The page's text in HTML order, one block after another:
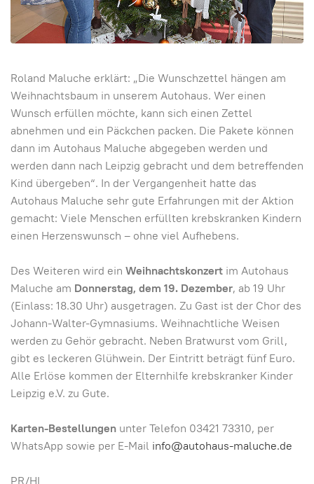
Roland Maluche erklärt: „Die Wunschzettel hängen am
Weihnachtsbaum in unserem Autohaus. Wer einen
Wunsch erfüllen möchte, kann sich einen Zettel
abnehmen und ein Päckchen packen. Die Pakete können
dann im Autohaus Maluche abgegeben werden und
werden dann nach Leipzig gebracht und dem betreffenden
Kind übergeben“. In der Vergangenheit hatte das
Autohaus Maluche sehr gute Erfahrungen mit der Aktion
gemacht: Viele Menschen erfüllten krebskranken Kindern
einen Herzenswunsch – ohne viel Aufhebens.
Des Weiteren wird ein Weihnachtskonzert im Autohaus
Maluche am Donnerstag, dem 19. Dezember, ab 19 Uhr
(Einlass: 18.30 Uhr) ausgetragen. Zu Gast ist der Chor des
Johann-Walter-Gymnasiums. Weihnachtliche Weisen
werden zu Gehör gebracht. Neben Bratwurst vom Grill,
gibt es leckeren Glühwein. Der Eintritt beträgt fünf Euro.
Alle Erlöse kommen der Elternhilfe krebskranker Kinder
Leipzig e.V. zu Gute.
Karten-Bestellungen unter Telefon 03421 73310, per
WhatsApp sowie per E-Mail info@autohaus-maluche.de
PR/HL